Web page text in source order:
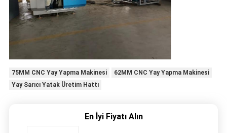
75MM CNC Yay Yapma Makinesi
62MM CNC Yay Yapma Makinesi
Yay Sarıcı Yatak Üretim Hattı
En İyi Fiyatı Alın